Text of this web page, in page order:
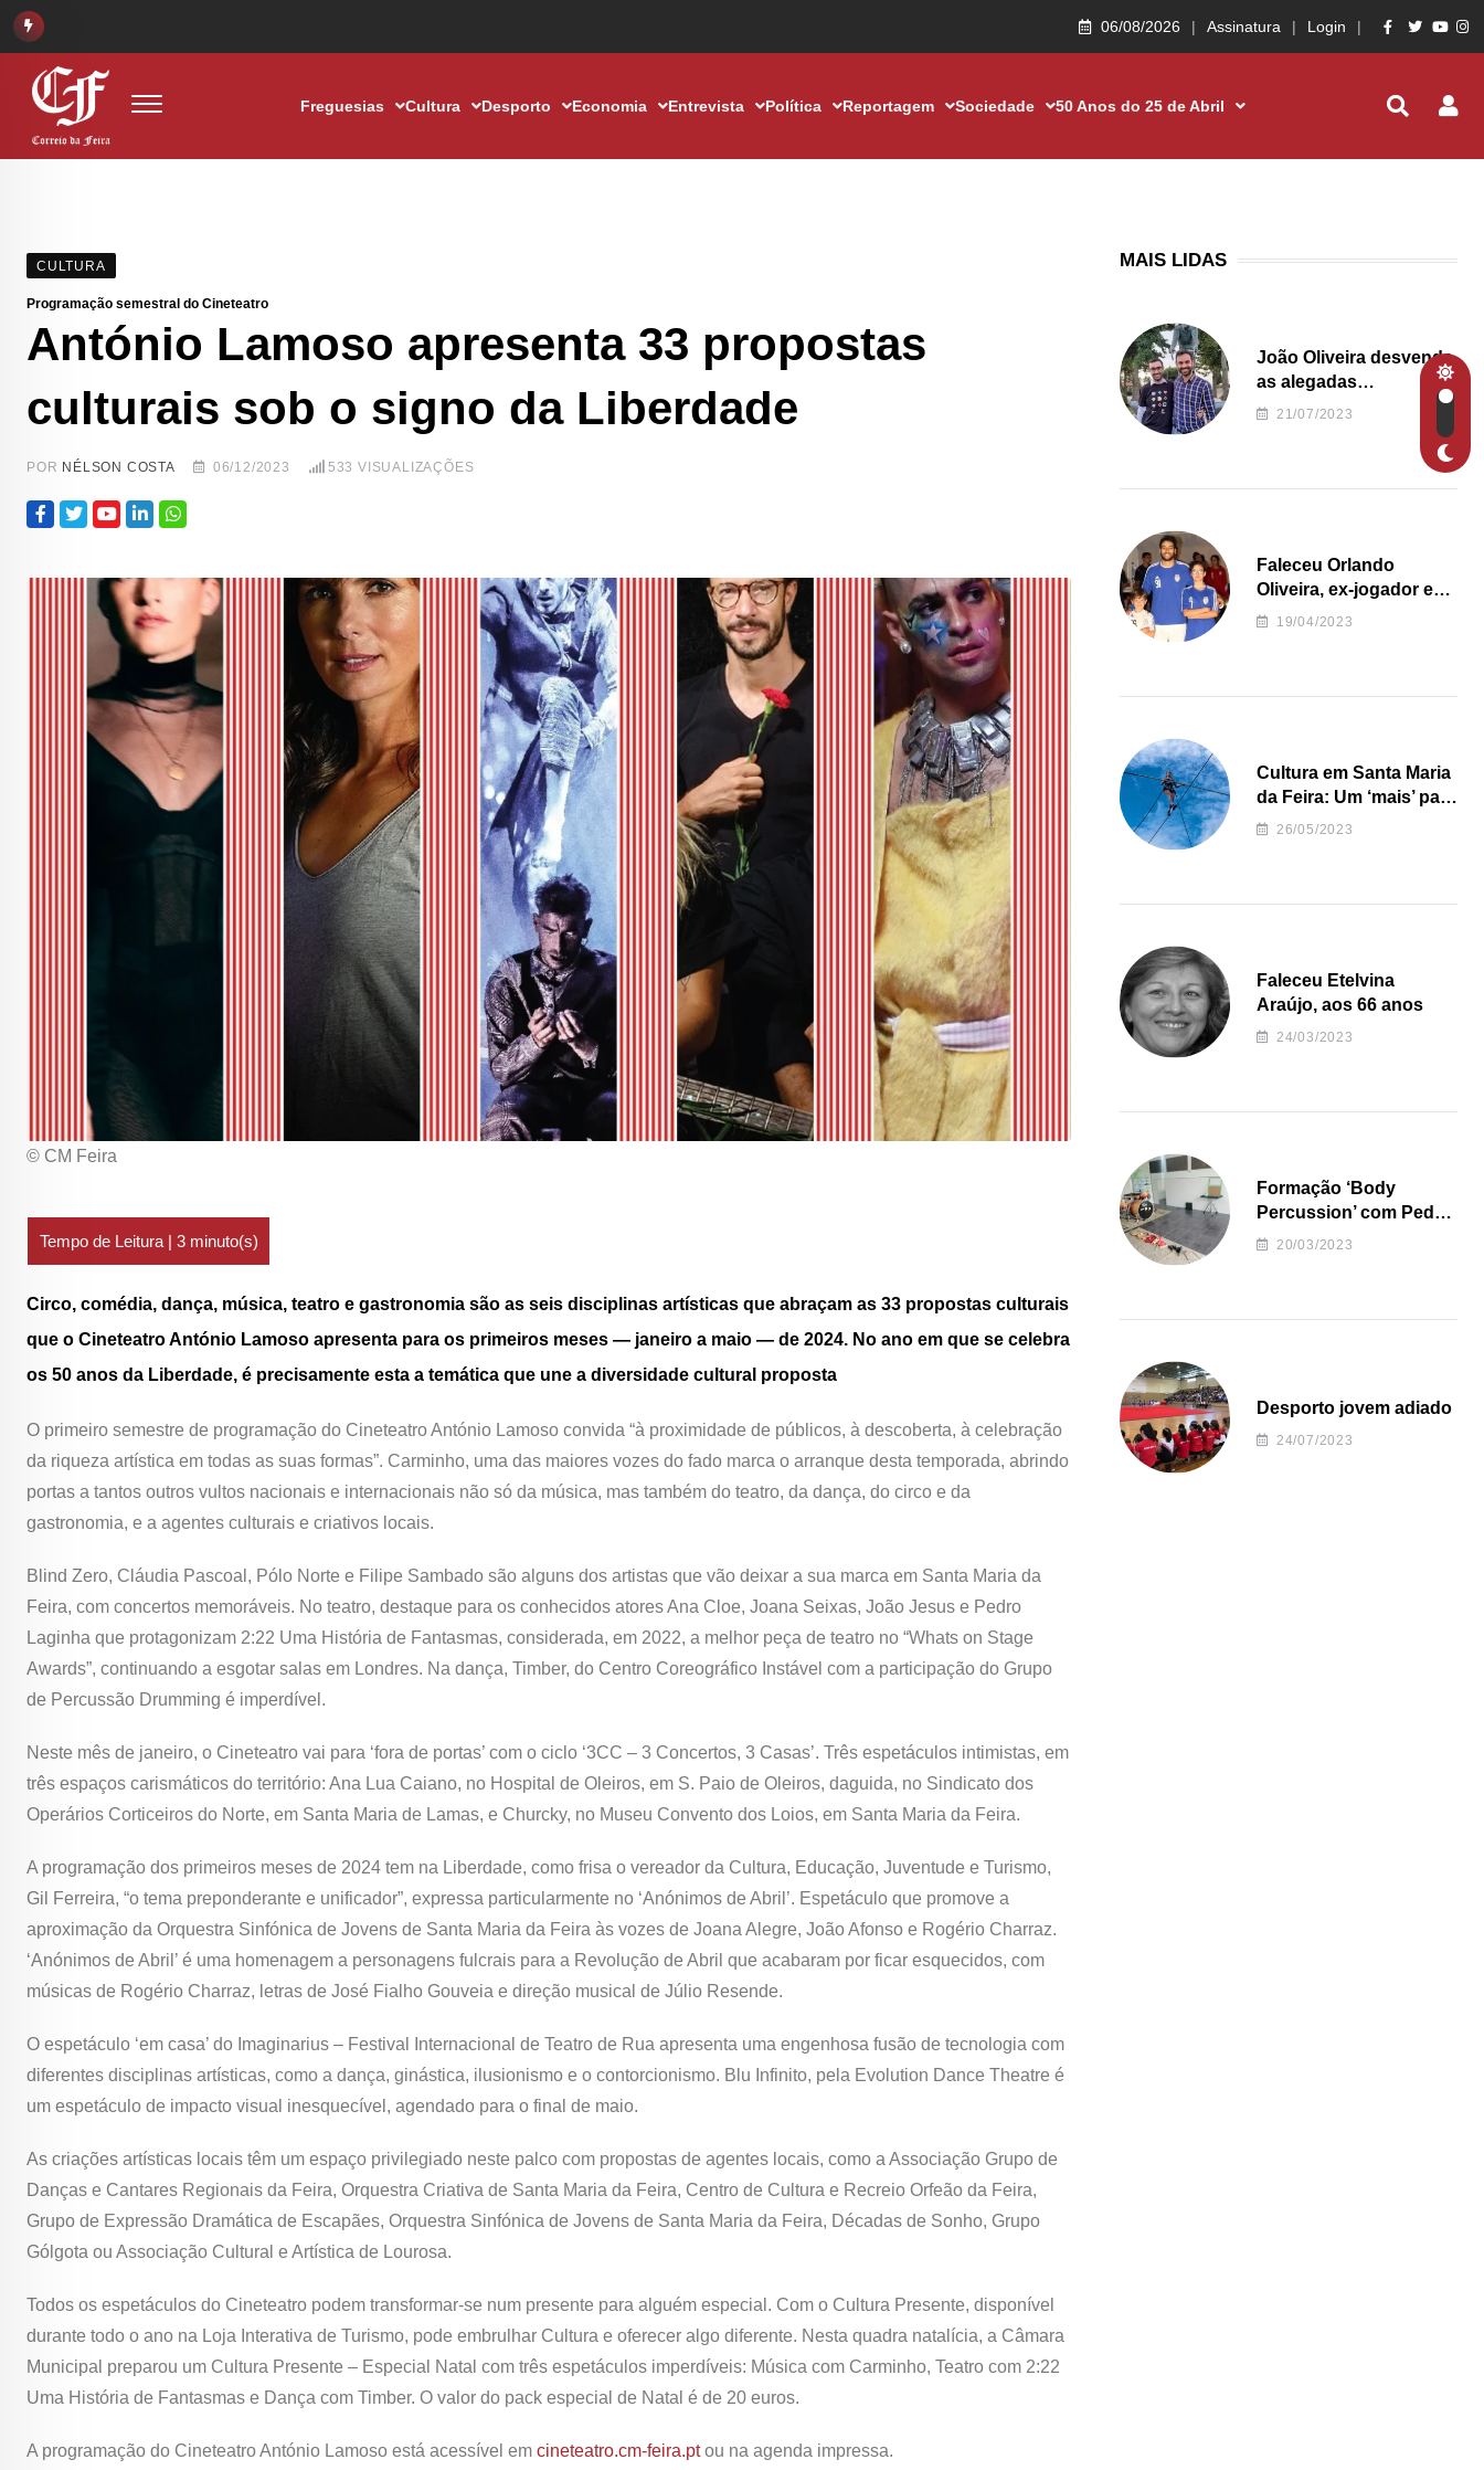
06/08/2026 Assinatura Login
Freguesias Cultura Desporto Economia Entrevista Política Reportagem Sociedade 50 Anos do 25 de Abril
CULTURA
Programação semestral do Cineteatro
António Lamoso apresenta 33 propostas
culturais sob o signo da Liberdade
POR NÉLSON COSTA 06/12/2023 533 VISUALIZAÇÕES
© CM Feira
Circo, comédia, dança, música, teatro e gastronomia são as seis disciplinas artísticas que abraçam as 33 propostas culturais
que o Cineteatro António Lamoso apresenta para os primeiros meses — janeiro a maio — de 2024. No ano em que se celebra
os 50 anos da Liberdade, é precisamente esta a temática que une a diversidade cultural proposta
O primeiro semestre de programação do Cineteatro António Lamoso convida “à proximidade de públicos, à descoberta, à celebração
da riqueza artística em todas as suas formas”. Carminho, uma das maiores vozes do fado marca o arranque desta temporada, abrindo
portas a tantos outros vultos nacionais e internacionais não só da música, mas também do teatro, da dança, do circo e da
gastronomia, e a agentes culturais e criativos locais.
Blind Zero, Cláudia Pascoal, Pólo Norte e Filipe Sambado são alguns dos artistas que vão deixar a sua marca em Santa Maria da
Feira, com concertos memoráveis. No teatro, destaque para os conhecidos atores Ana Cloe, Joana Seixas, João Jesus e Pedro
Laginha que protagonizam 2:22 Uma História de Fantasmas, considerada, em 2022, a melhor peça de teatro no “Whats on Stage
Awards”, continuando a esgotar salas em Londres. Na dança, Timber, do Centro Coreográfico Instável com a participação do Grupo
de Percussão Drumming é imperdível.
Neste mês de janeiro, o Cineteatro vai para ‘fora de portas’ com o ciclo ‘3CC – 3 Concertos, 3 Casas’. Três espetáculos intimistas, em
três espaços carismáticos do território: Ana Lua Caiano, no Hospital de Oleiros, em S. Paio de Oleiros, daguida, no Sindicato dos
Operários Corticeiros do Norte, em Santa Maria de Lamas, e Churcky, no Museu Convento dos Loios, em Santa Maria da Feira.
A programação dos primeiros meses de 2024 tem na Liberdade, como frisa o vereador da Cultura, Educação, Juventude e Turismo,
Gil Ferreira, “o tema preponderante e unificador”, expressa particularmente no ‘Anónimos de Abril’. Espetáculo que promove a
aproximação da Orquestra Sinfónica de Jovens de Santa Maria da Feira às vozes de Joana Alegre, João Afonso e Rogério Charraz.
‘Anónimos de Abril’ é uma homenagem a personagens fulcrais para a Revolução de Abril que acabaram por ficar esquecidos, com
músicas de Rogério Charraz, letras de José Fialho Gouveia e direção musical de Júlio Resende.
O espetáculo ‘em casa’ do Imaginarius – Festival Internacional de Teatro de Rua apresenta uma engenhosa fusão de tecnologia com
diferentes disciplinas artísticas, como a dança, ginástica, ilusionismo e o contorcionismo. Blu Infinito, pela Evolution Dance Theatre é
um espetáculo de impacto visual inesquecível, agendado para o final de maio.
As criações artísticas locais têm um espaço privilegiado neste palco com propostas de agentes locais, como a Associação Grupo de
Danças e Cantares Regionais da Feira, Orquestra Criativa de Santa Maria da Feira, Centro de Cultura e Recreio Orfeão da Feira,
Grupo de Expressão Dramática de Escapães, Orquestra Sinfónica de Jovens de Santa Maria da Feira, Décadas de Sonho, Grupo
Gólgota ou Associação Cultural e Artística de Lourosa.
Todos os espetáculos do Cineteatro podem transformar-se num presente para alguém especial. Com o Cultura Presente, disponível
durante todo o ano na Loja Interativa de Turismo, pode embrulhar Cultura e oferecer algo diferente. Nesta quadra natalícia, a Câmara
Municipal preparou um Cultura Presente – Especial Natal com três espetáculos imperdíveis: Música com Carminho, Teatro com 2:22
Uma História de Fantasmas e Dança com Timber. O valor do pack especial de Natal é de 20 euros.
A programação do Cineteatro António Lamoso está acessível em cineteatro.cm-feira.ptou na agenda impressa.
MAIS LIDAS
João Oliveira desvenda
as alegadas
irregularidades da
Junta de Freguesia S.
21/07/2023
Faleceu Orlando
Oliveira, ex-jogador e
treinador da formação
19/04/2023
Cultura em Santa Maria
da Feira: Um ‘mais’ para
o Concelho
26/05/2023
Faleceu Etelvina
Araújo, aos 66 anos
24/03/2023
Formação ‘Body
Percussion’ com Pedro
Almeida
20/03/2023
Desporto jovem adiado
24/07/2023